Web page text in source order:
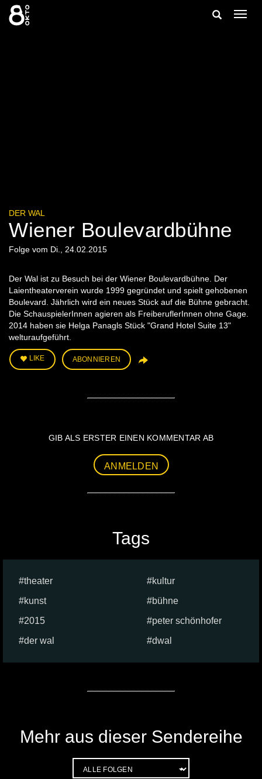
Zum
Inhalt
springen
Suche
DER WAL
Wiener Boulevardbühne
Folge vom Di., 24.02.2015
Der Wal ist zu Besuch bei der Wiener Boulevardbühne. Der
Laientheaterverein wurde 1999 gegründet und spielt gehobenen
Boulevard. Jährlich wird ein neues Stück auf die Bühne gebracht.
Die SchauspielerInnen agieren als FreiberuflerInnen ohne Gage.
2014 haben sie Helga Panagls Stück "Grand Hotel Suite 13"
welturaufgeführt.
LIKE ABONNIEREN
GIB ALS ERSTER EINEN KOMMENTAR AB
ANMELDEN
Tags
theater
kultur
kunst
bühne
2015
peter schönhofer
der wal
dwal
Mehr aus dieser Sendereihe